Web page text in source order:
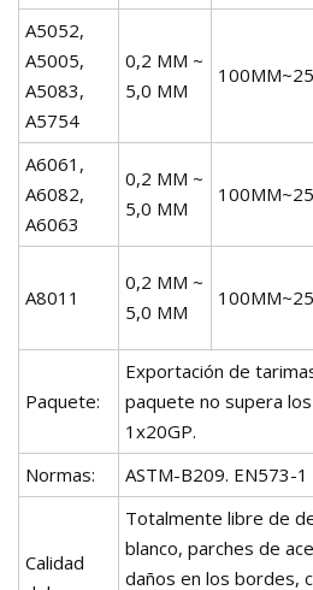
A5052,
A5005,
A5083,
A5754
0,2 MM ~
5,0 MM
A6061,
A6082,
A6063
0,2 MM ~
5,0 MM
A8011
0,2 MM ~
5,0 MM
Paquete:
Exportación de
paquete no supera
1x20GP.
Normas:
ASTM-B209. EN573-
Calidad
Totalmente libre de
blanco, parches de
daños en los bordes,